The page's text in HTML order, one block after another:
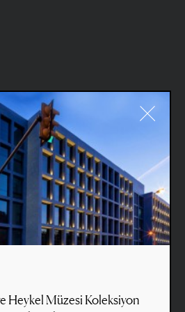
Site byFol&
için çerezler
Heykel Müzesi Koleksiyon